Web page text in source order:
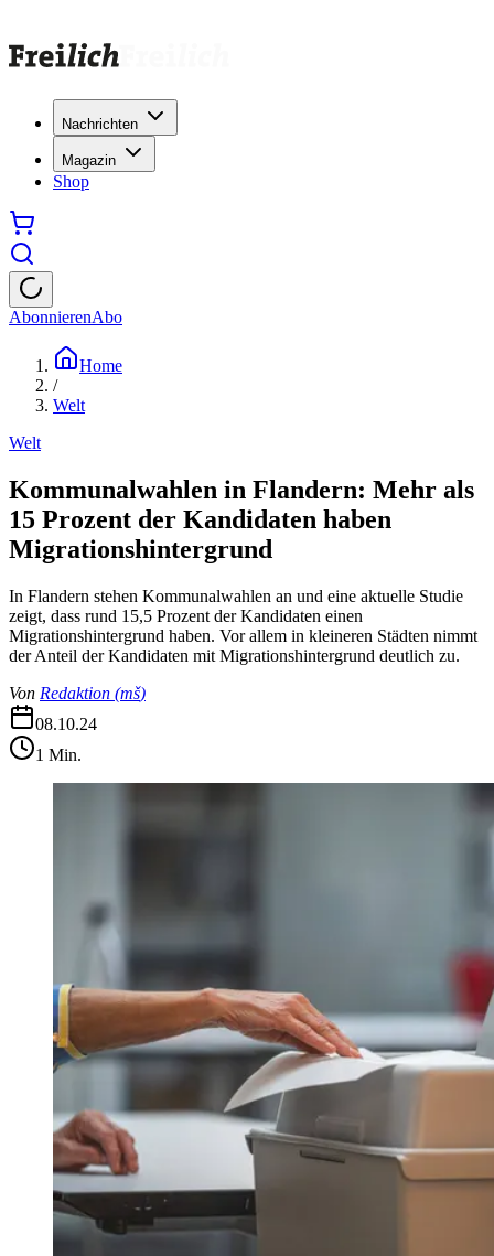
Nachrichten
Magazin
Shop
AbonnierenAbo
Home
/
Welt
Welt
Kommunalwahlen in Flandern: Mehr als
15 Prozent der Kandidaten haben
Migrationshintergrund
In Flandern stehen Kommunalwahlen an und eine aktuelle Studie
zeigt, dass rund 15,5 Prozent der Kandidaten einen
Migrationshintergrund haben. Vor allem in kleineren Städten nimmt
der Anteil der Kandidaten mit Migrationshintergrund deutlich zu.
Von Redaktion (mš)
08.10.24
1 Min.